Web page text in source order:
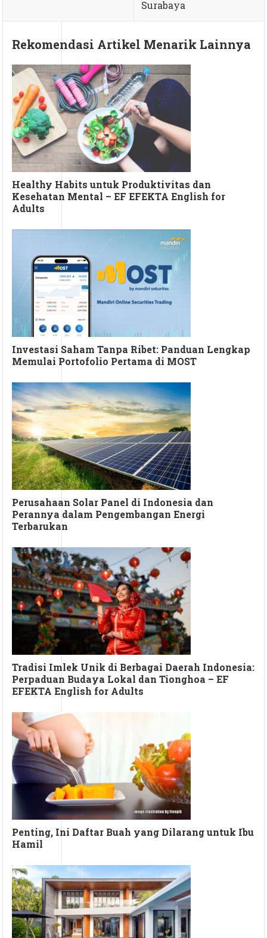
Surabaya
Rekomendasi Artikel Menarik Lainnya
Healthy Habits untuk Produktivitas dan
Kesehatan Mental – EF EFEKTA English for
Adults
Investasi Saham Tanpa Ribet: Panduan Lengkap
Memulai Portofolio Pertama di MOST
Perusahaan Solar Panel di Indonesia dan
Perannya dalam Pengembangan Energi
Terbarukan
Tradisi Imlek Unik di Berbagai Daerah Indonesia:
Perpaduan Budaya Lokal dan Tionghoa – EF
EFEKTA English for Adults
Penting, Ini Daftar Buah yang Dilarang untuk Ibu
Hamil